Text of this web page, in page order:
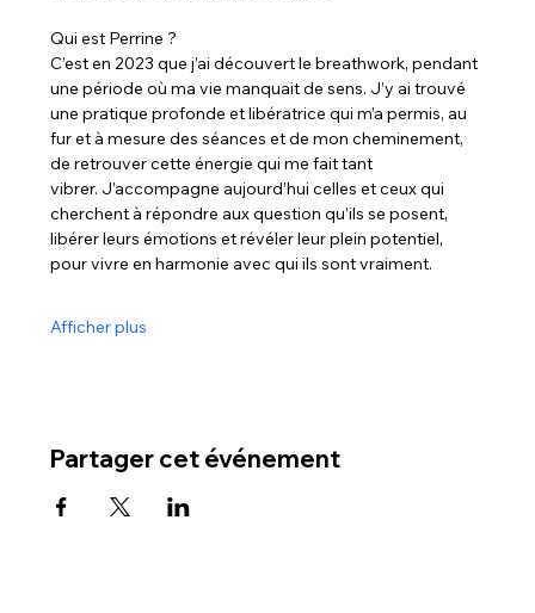
Qui est Perrine ?
C’est en 2023 que j’ai découvert le breathwork, pendant
une période où ma vie manquait de sens. J’y ai trouvé
une pratique profonde et libératrice qui m’a permis, au
fur et à mesure des séances et de mon cheminement,
de retrouver cette énergie qui me fait tant
vibrer. J’accompagne aujourd’hui celles et ceux qui
cherchent à répondre aux question qu’ils se posent,
libérer leurs émotions et révéler leur plein potentiel,
pour vivre en harmonie avec qui ils sont vraiment.
Afficher plus
Partager cet événement